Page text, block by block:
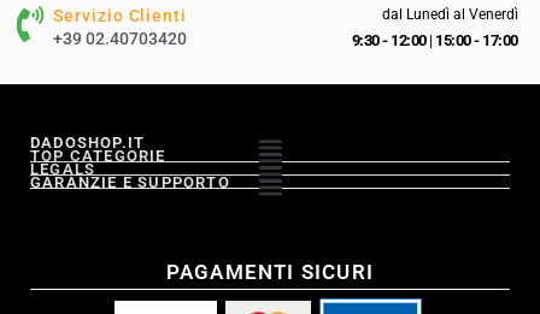
Servizio Clienti
+39 02.40703420
dal Lunedì al Venerdì
9:30 - 12:00| 15:00 - 17:00
DADOSHOP.IT
TOP CATEGORIE
LEGALS
GARANZIE E SUPPORTO
PAGAMENTI SICURI